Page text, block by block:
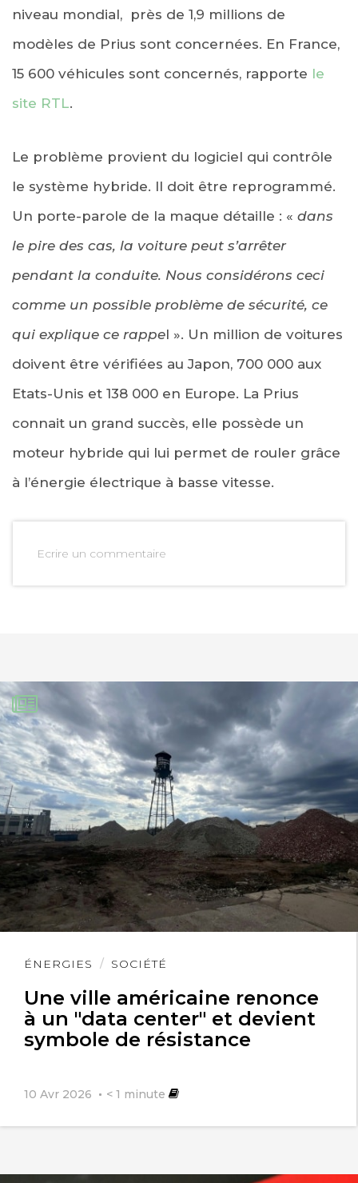
niveau mondial, près de 1,9 millions de
modèles de Prius sont concernées. En France,
15 600 véhicules sont concernés, rapporte le
site RTL.
Le problème provient du logiciel qui contrôle
le système hybride. Il doit être reprogrammé.
Un porte-parole de la maque détaille : « dans
le pire des cas, la voiture peut s’arrêter
pendant la conduite. Nous considérons ceci
comme un possible problème de sécurité, ce
qui explique ce rappel ». Un million de voitures
doivent être vérifiées au Japon, 700 000 aux
Etats-Unis et 138 000 en Europe. La Prius
connait un grand succès, elle possède un
moteur hybride qui lui permet de rouler grâce
à l’énergie électrique à basse vitesse.
Ecrire un commentaire
ÉNERGIES SOCIÉTÉ
Une ville américaine renonce
à un "data center" et devient
symbole de résistance
10 Avr 2026 < 1 minute
Lire